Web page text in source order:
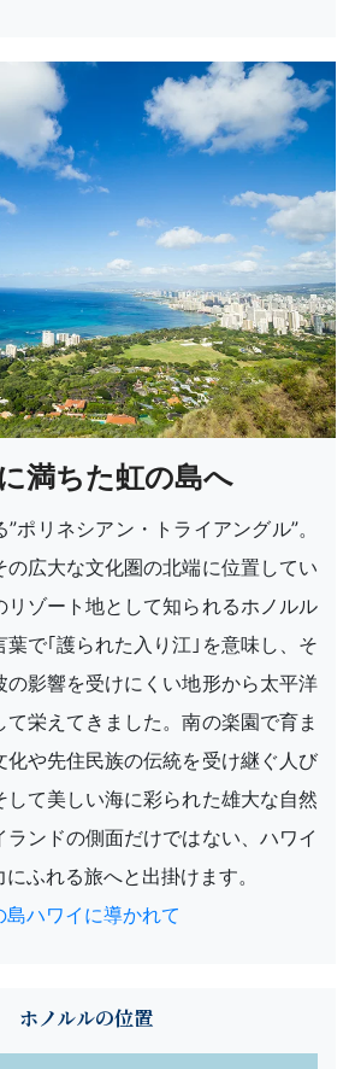
満ちた虹の島へ
ポリネシアン・トライアングル”。
の広大な文化圏の北端に位置してい
リゾート地として知られるホノルル
葉で｢護られた入り江｣を意味し、そ
の影響を受けにくい地形から太平洋
栄えてきました。南の楽園で育ま
化や先住民族の伝統を受け継ぐ人び
して美しい海に彩られた雄大な自然
ンドの側面だけではない、ハワイ
ふれる旅へと出掛けます。
島ハワイに導かれて
ホノルルの位置